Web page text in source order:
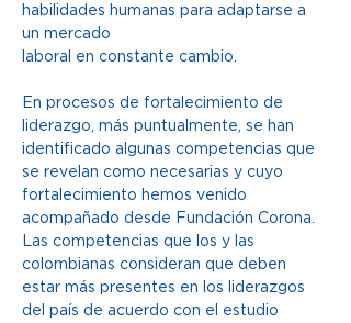
habilidades humanas para adaptarse a
un mercado
laboral en constante cambio.
En procesos de fortalecimiento de
liderazgo, más puntualmente, se han
identificado algunas competencias que
se revelan como necesarias y cuyo
fortalecimiento hemos venido
acompañado desde Fundación Corona.
Las competencias que los y las
colombianas consideran que deben
estar más presentes en los liderazgos
del país de acuerdo con el estudio